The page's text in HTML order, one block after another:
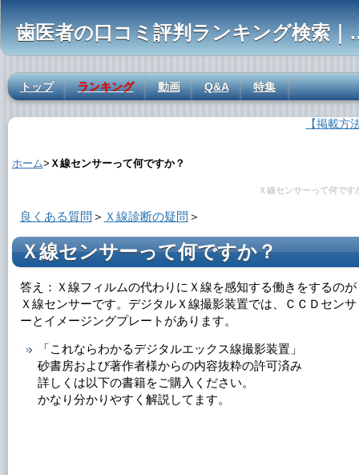
歯医者の口コ
トップ ランキング 動画 Q&A 特集
【掲載方
ホーム> Ｘ線センサーって何ですか？
Ｘ線センサーって何です
良くある質問 ＞ Ｘ線診断の疑問 ＞
Ｘ線センサーって何ですか？
答え：Ｘ線フィルムの代わりにＸ線を感知する働きをするのが
Ｘ線センサーです。デジタルＸ線撮影装置では、ＣＣＤセンサ
ーとイメージングプレートがあります。
「これならわかるデジタルエックス線撮影装置」
砂書房および著作者様からの内容抜粋の許可済み
詳しくは以下の書籍をご購入ください。
かなり分かりやすく解説してます。